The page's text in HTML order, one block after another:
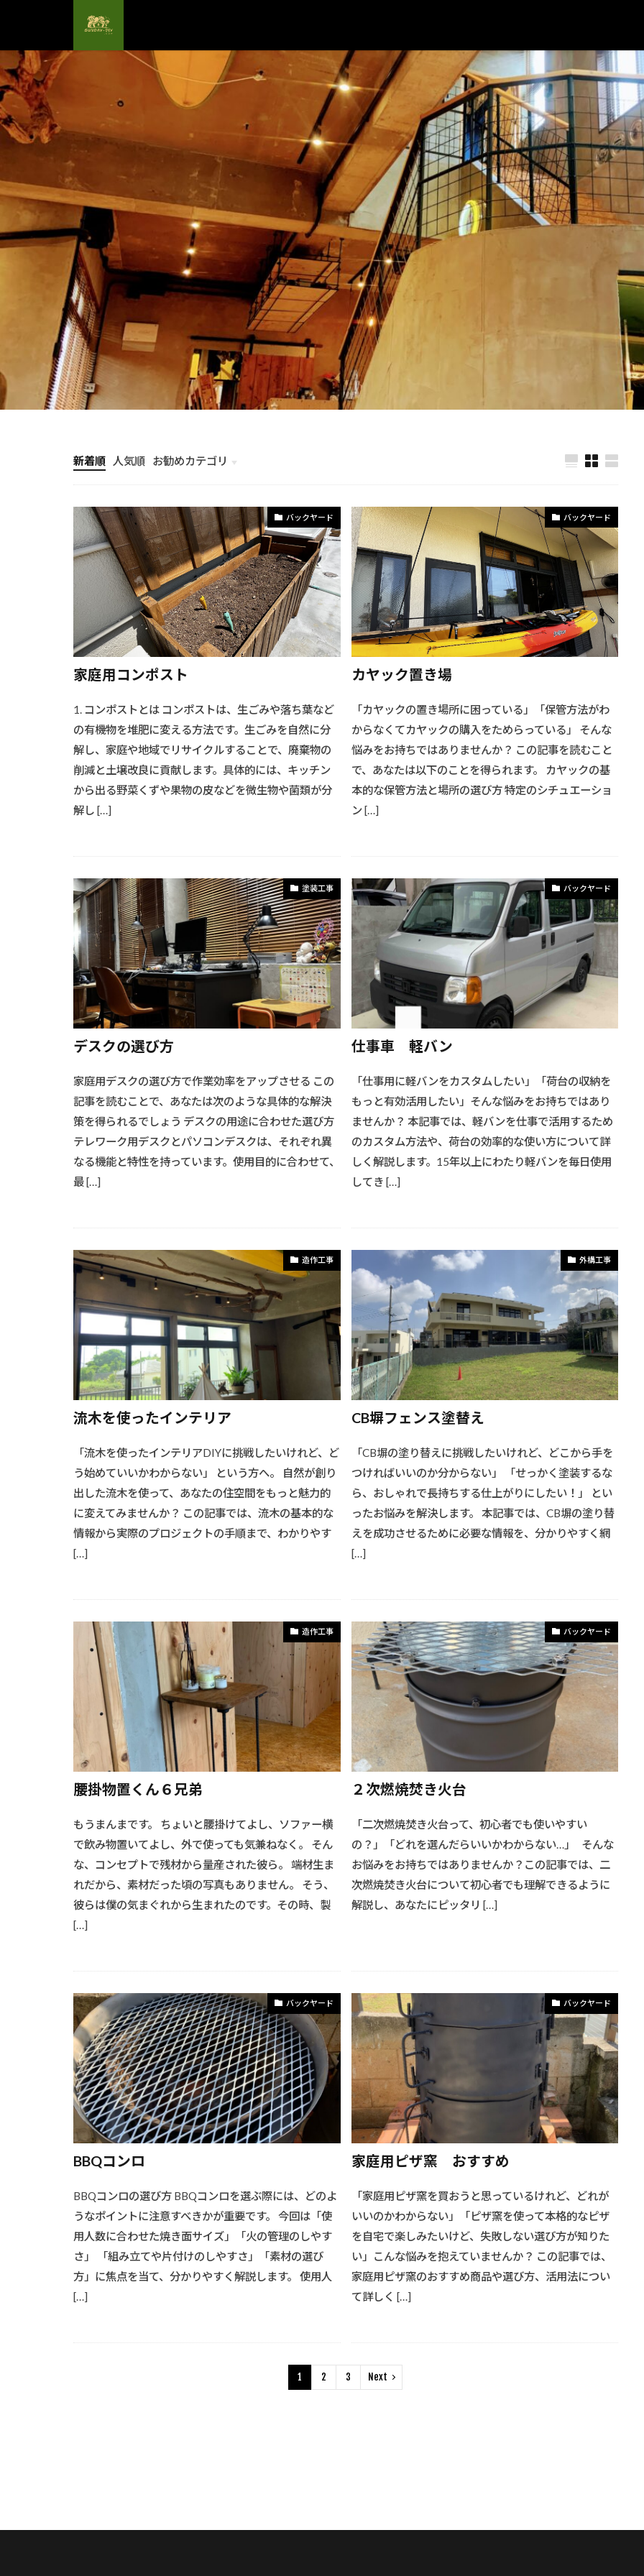
新着順 人気順
お勧めカテゴリ
計画とイメージ
バックヤード
家庭用コンポスト
1. コンポストとは コンポストは、生ごみや落ち葉など
の有機物を堆肥に変える方法です。生ごみを自然に分
解し、家庭や地域でリサイクルすることで、廃棄物の
削減と土壌改良に貢献します。具体的には、キッチン
から出る野菜くずや果物の皮などを微生物や菌類が分
解し […]
バックヤード
カヤック置き場
「カヤックの置き場所に困っている」「保管方法がわ
からなくてカヤックの購入をためらっている」 そんな
悩みをお持ちではありませんか？ この記事を読むこと
で、あなたは以下のことを得られます。 カヤックの基
本的な保管方法と場所の選び方 特定のシチュエーショ
ン […]
塗装工事
デスクの選び方
家庭用デスクの選び方で作業効率をアップさせる この
記事を読むことで、あなたは次のような具体的な解決
策を得られるでしょう デスクの用途に合わせた選び方
テレワーク用デスクとパソコンデスクは、それぞれ異
なる機能と特性を持っています。使用目的に合わせて、
最 […]
バックヤード
仕事車 軽バン
「仕事用に軽バンをカスタムしたい」「荷台の収納を
もっと有効活用したい」そんな悩みをお持ちではあり
ませんか？ 本記事では、軽バンを仕事で活用するため
のカスタム方法や、荷台の効率的な使い方について詳
しく解説します。15年以上にわたり軽バンを毎日使用
してき […]
造作工事
流木を使ったインテリア
「流木を使ったインテリアDIYに挑戦したいけれど、ど
う始めていいかわからない」 という方へ。 自然が創り
出した流木を使って、あなたの住空間をもっと魅力的
に変えてみませんか？ この記事では、流木の基本的な
情報から実際のプロジェクトの手順まで、わかりやす
[…]
外構工事
CB塀フェンス塗替え
「CB塀の塗り替えに挑戦したいけれど、どこから手を
つければいいのか分からない」 「せっかく塗装するな
ら、おしゃれで長持ちする仕上がりにしたい！」 とい
ったお悩みを解決します。 本記事では、CB塀の塗り替
えを成功させるために必要な情報を、分かりやすく網
[…]
造作工事
腰掛物置くん６兄弟
もうまんまです。 ちょいと腰掛けてよし、ソファー横
で飲み物置いてよし、外で使っても気兼ねなく。 そん
な、コンセプトで残材から量産された彼ら。 端材生ま
れだから、素材だった頃の写真もありません。 そう、
彼らは僕の気まぐれから生まれたのです。その時、製
[…]
バックヤード
２次燃焼焚き火台
「二次燃焼焚き火台って、初心者でも使いやすい
の？」「どれを選んだらいいかわからない…」 そんな
お悩みをお持ちではありませんか？この記事では、二
次燃焼焚き火台について初心者でも理解できるように
解説し、あなたにピッタリ […]
バックヤード
BBQコンロ
BBQコンロの選び方 BBQコンロを選ぶ際には、どのよ
うなポイントに注意すべきかが重要です。 今回は「使
用人数に合わせた焼き面サイズ」「火の管理のしやす
さ」 「組み立てや片付けのしやすさ」「素材の選び
方」に焦点を当て、分かりやすく解説します。 使用人
[…]
バックヤード
家庭用ピザ窯 おすすめ
「家庭用ピザ窯を買おうと思っているけれど、どれが
いいのかわからない」「ピザ窯を使って本格的なピザ
を自宅で楽しみたいけど、失敗しない選び方が知りた
い」こんな悩みを抱えていませんか？ この記事では、
家庭用ピザ窯のおすすめ商品や選び方、活用法につい
て詳しく […]
1 2 3 Next